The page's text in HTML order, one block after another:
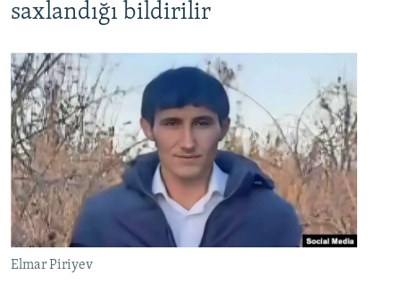
saxlandığı bildirilir
Elmar Piriyev